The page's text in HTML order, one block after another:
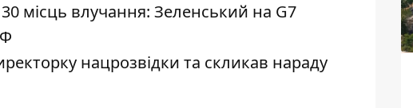
місць влучання: Зеленський на G7
нацрозвідки та скликав нараду